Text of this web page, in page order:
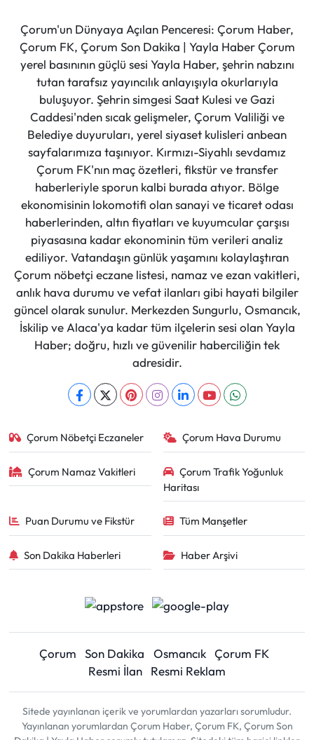
Çorum'un Dünyaya Açılan Penceresi: Çorum Haber,
Çorum FK, Çorum Son Dakika | Yayla Haber Çorum
yerel basınının güçlü sesi Yayla Haber, şehrin nabzını
tutan tarafsız yayıncılık anlayışıyla okurlarıyla
buluşuyor. Şehrin simgesi Saat Kulesi ve Gazi
Caddesi'nden sıcak gelişmeler, Çorum Valiliği ve
Belediye duyuruları, yerel siyaset kulisleri anbean
sayfalarımıza taşınıyor. Kırmızı-Siyahlı sevdamız
Çorum FK'nın maç özetleri, fikstür ve transfer
haberleriyle sporun kalbi burada atıyor. Bölge
ekonomisinin lokomotifi olan sanayi ve ticaret odası
haberlerinden, altın fiyatları ve kuyumcular çarşısı
piyasasına kadar ekonominin tüm verileri analiz
ediliyor. Vatandaşın günlük yaşamını kolaylaştıran
Çorum nöbetçi eczane listesi, namaz ve ezan vakitleri,
anlık hava durumu ve vefat ilanları gibi hayati bilgiler
güncel olarak sunulur. Merkezden Sungurlu, Osmancık,
İskilip ve Alaca'ya kadar tüm ilçelerin sesi olan Yayla
Haber; doğru, hızlı ve güvenilir haberciliğin tek
adresidir.
Çorum Nöbetçi Eczaneler Çorum Hava Durumu
Çorum Namaz Vakitleri
Çorum Trafik Yoğunluk
Haritası
Puan Durumu ve Fikstür Tüm Manşetler
Son Dakika Haberleri Haber Arşivi
Çorum Son Dakika Osmancık Çorum FK
Resmi İlan
Resmi Reklam
Sitede yayınlanan içerik ve yorumlardan yazarları sorumludur.
Yayınlanan yorumlardan Çorum Haber, Çorum FK, Çorum Son